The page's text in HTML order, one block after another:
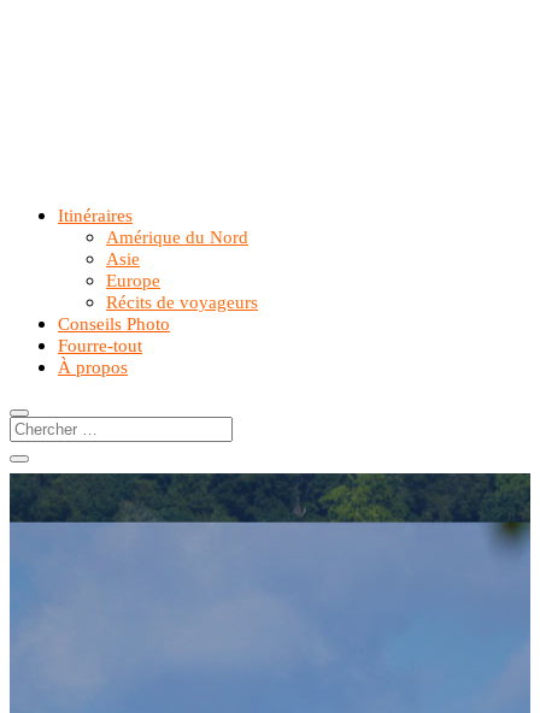
Itinéraires
Amérique du Nord
Asie
Europe
Récits de voyageurs
Conseils Photo
Fourre-tout
À propos